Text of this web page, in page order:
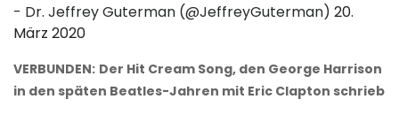
- Dr. Jeffrey Guterman (@JeffreyGuterman) 20.
März 2020
VERBUNDEN: Der Hit Cream Song, den George Harrison
in den späten Beatles-Jahren mit Eric Clapton schrieb